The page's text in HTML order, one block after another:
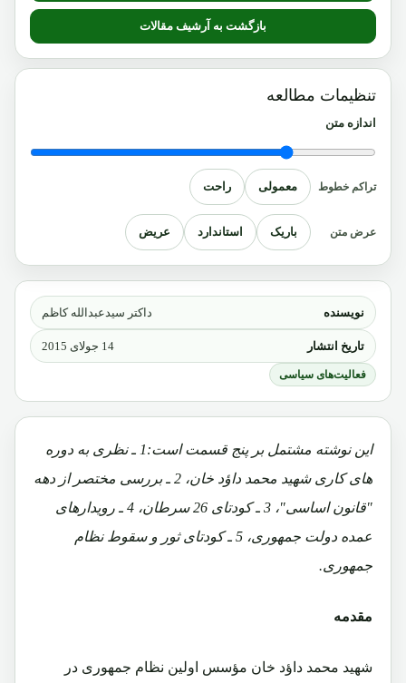
نویسنده داکتر سیدعبدالله کاظم
تاریخ انتشار 14 جولای 2015
فعالیت‌های سیاسی
این نوشته مشتمل بر پنج قسمت است:1 ـ نظری به دوره
های کاری شهید محمد داؤد خان، 2 ـ بررسی مختصر از دهه
"قانون اساسی"، 3 ـ کودتای 26 سرطان، 4 ـ رویدارهای
عمده دولت جمهوری، 5 ـ کودتای ثور و سقوط نظام
جمهوری.
مقدمه
شهید محمد داؤد خان مؤسس اولین نظام جمهوری در
بازگشت به آرشیف مقالات
تنظیمات مطالعه
اندازه متن
تراکم خطوط معمولی راحت
عرض متن باریک استاندارد عریض